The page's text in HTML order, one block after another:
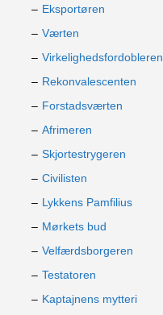
Eksportøren
Værten
Virkelighedsfordobleren
Rekonvalescenten
Forstadsværten
Afrimeren
Skjortestrygeren
Civilisten
Lykkens Pamfilius
Mørkets bud
Velfærdsborgeren
Testatoren
Kaptajnens mytteri